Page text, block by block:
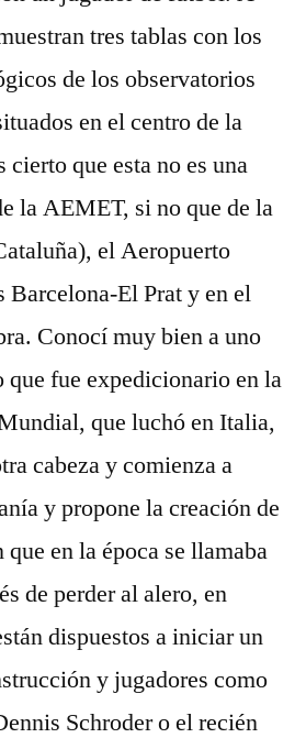
tres tablas con los
de los observatorios
en el centro de la
cierto que esta no es una
la AEMET, si no que de la
el Aeropuerto
Barcelona-El Prat y en el
Conocí muy bien a uno
fue expedicionario en la
que luchó en Italia,
cabeza y comienza a
y propone la creación de
en la época se llamaba
de perder al alero, en
dispuestos a iniciar un
y jugadores como
Schroder o el recién